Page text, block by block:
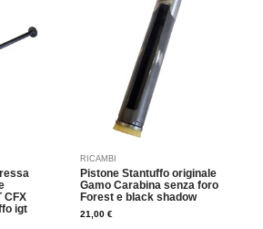
CFX
igt
RICAMBI
Pistone Stantuffo originale
Gamo Carabina senza foro
Forest e black shadow
21,00€